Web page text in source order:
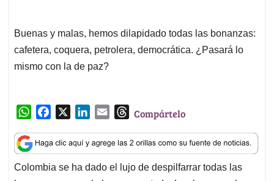
Buenas y malas, hemos dilapidado todas las bonanzas:
cafetera, coquera, petrolera, democrática. ¿Pasará lo
mismo con la de paz?
W
a
t
s
c
e
b
n
k
e
a
i
l
T
r
e
a
Compártelo
Colombia se ha dado el lujo de despilfarrar todas las